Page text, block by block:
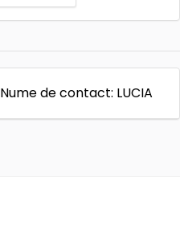
Nume de contact: LUCIA